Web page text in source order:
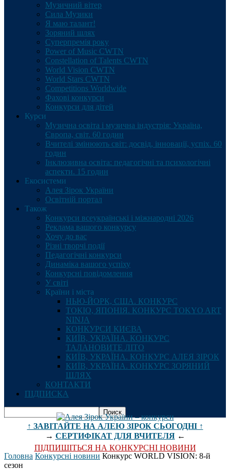
Музичний вітер
Сила Музики
Я маю талант!
Зоряний шлях
Суперпремія року
Power of Music CWTN
Constellation of Talents CWTN
World Vision CWTN
World Stars CWTN
Competitions Worldwide
Фахові конкурси
Конкурси для дітей
Курси
Музична освіта і музична індустрія: Україна,
Європа, світ. 60 годин
Вчителі змінюють світ: досвід, інновації, успіх. 60
годин
Інклюзивна освіта: педагогічні та психологічні
аспекти. 15 годин
Екосистеми
Алея Зірок України
Освітній портал
Також
Конкурси всеукраїнські і міжнародні 2026
Реклама вашого конкурсу
Хочу до вас
Різні творчі події
Педагогічні конкурси
Динаміка вашого успіху
Конкурсні повідомлення
У світі
Країни і міста
НЬЮ-ЙОРК, США. КОНКУРС
ТОКІО, ЯПОНІЯ. КОНКУРС TOKYO ART
NINJA
КОНКУРСИ КИЄВА
КИЇВ, УКРАЇНА. КОНКУРС
ТАЛАНОВИТЕ ЛІТО
КИЇВ, УКРАЇНА. КОНКУРС АЛЕЯ ЗІРОК
КИЇВ, УКРАЇНА. КОНКУРС ЗОРЯНИЙ
ШЛЯХ
КОНТАКТИ
ПІДПИСКА
↑ ЗАВІТАЙТЕ НА АЛЕЮ ЗІРОК СЬОГОДНІ ↑
→ СЕРТИФІКАТ ДЛЯ ВЧИТЕЛЯ←
ПІДПИШІТЬСЯ НА КОНКУРСНІ НОВИНИ
Головна Конкурсні новини Конкурс WORLD VISION: 8-й
сезон